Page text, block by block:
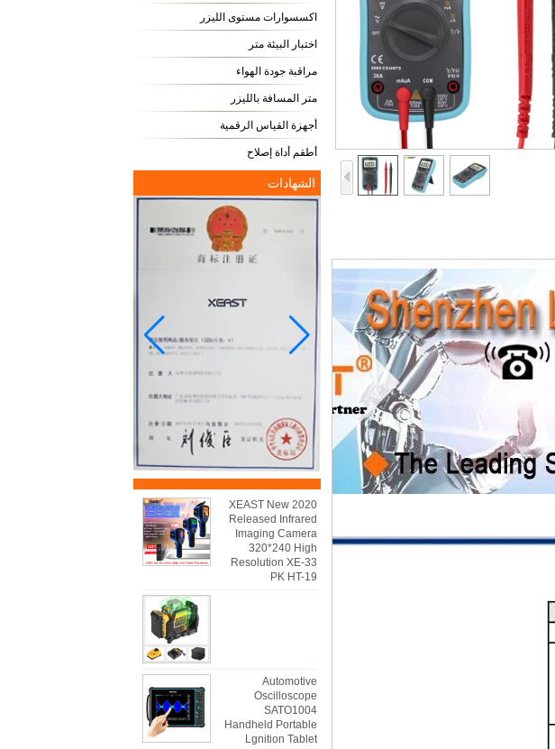
اكسسوارات مستوى الليزر
اختبار البيئة متر
مراقبة جودة الهواء
متر المسافة بالليزر
أجهزة القياس الرقمية
أطقم أداة إصلاح
الشهادات
2020 XEAST New
Released Infrared
Imaging Camera
320*240 High
Resolution XE-33
PK HT-19
Automotive
Oscilloscope
SATO1004
Handheld Portable
Lgnition Tablet